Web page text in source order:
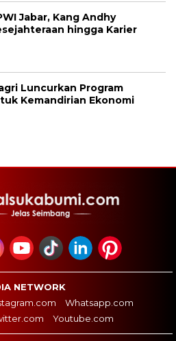
Jabar, Kang Andhy
hingga Karier
Luncurkan Program
Kemandirian Ekonomi
NETWORK
Whatsapp.com
Youtube.com